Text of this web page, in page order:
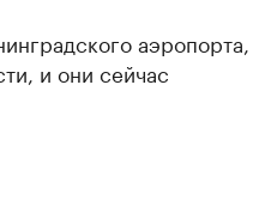
аэропорта,
и они сейчас